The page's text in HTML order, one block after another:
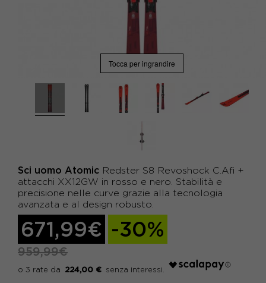
Tocca per ingrandire
Sci uomo Atomic Redster S8 Revoshock C.Afi +
attacchi XX12GW in rosso e nero. Stabilità e
precisione nelle curve grazie alla tecnologia
avanzata e al design robusto.
671,99€ -30%
959,99€
224,00 €